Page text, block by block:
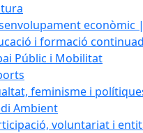
econòmic
i formació
Públic i Mobilitat
feminisme i
Ambient
voluntariat i